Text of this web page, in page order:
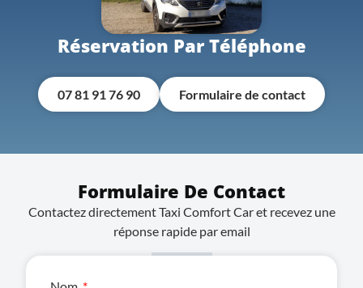
Réservation Par Téléphone
07 81 91 76 90 Formulaire de contact
Formulaire De Contact
Contactez directement Taxi Comfort Car et recevez une
réponse rapide par email